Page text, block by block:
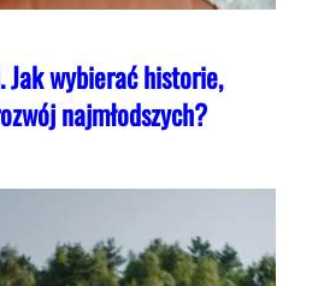
Jak wybierać historie,
najmłodszych?